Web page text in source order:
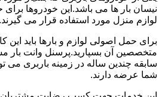
نیسان بار ها می باشد.این خودروها برای
لوازم منزل مورد استفاده قرار می گیرند.
برای حمل اصولی لوازم و بارها باید این
متخصصین آن بسپارید.پرسنل وانت بار
سابقه چندین ساله در زمینه باربری می
شما عرضه دارند.